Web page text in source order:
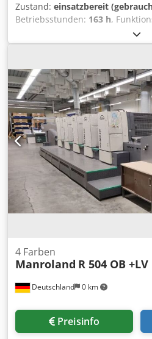
Zustand: einsatzbereit
Betriebsstunden: 163 h,
, Roland R704 3B
Eigenschaften Spezifikation
74 cm x 104 cm (ca. 29 x 40
x 102 cm Max. Geschwindigkeit:
Papiergrammatur: 0,04 mm –
9573 mm Baujahr: 1999
Mio. Impressionen Max.
APL Gummituchwaschanlage –
Farbwalzenwascheinrichtung
Temperatursteuerung – ohne
Stahlplatte am Anleger und
Pudersprühwerk Technotrans
axial, umfangs- und
Formateinstellung Color Pilot
Air Glide Auslage Bandeinleger
Deutschland 0 km
4 Farben
Manroland R 504 OB +LV
Preisinfo